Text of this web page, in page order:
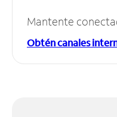
Mantente
Obtén canales